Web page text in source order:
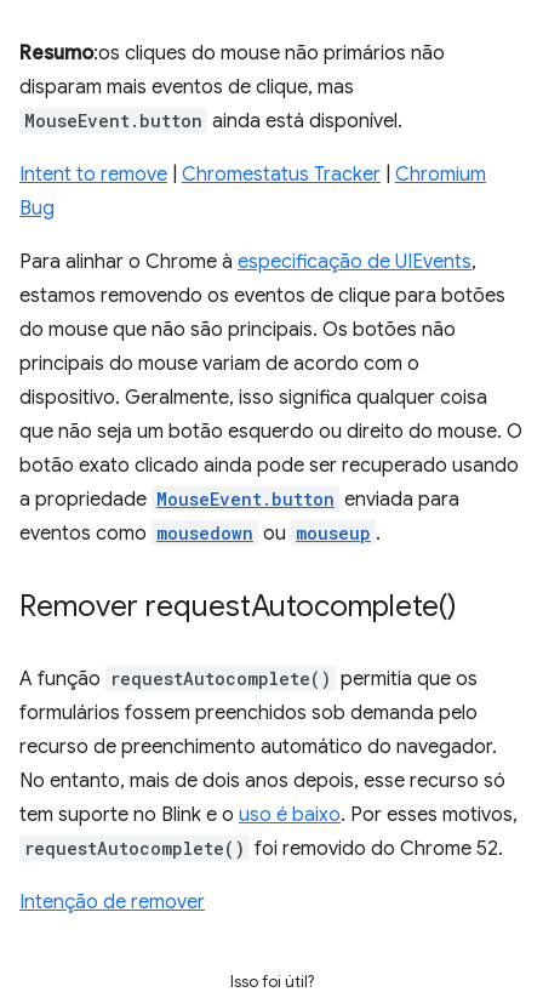
Resumo:os cliques do mouse não primários não
disparam mais eventos de clique, mas
MouseEvent.button ainda está disponível.
Intent to remove Chromestatus Tracker Chromium
Bug
Para alinhar o Chrome à especificação de UIEvents,
estamos removendo os eventos de clique para botões
do mouse que não são principais. Os botões não
principais do mouse variam de acordo com o
dispositivo. Geralmente, isso significa qualquer coisa
que não seja um botão esquerdo ou direito do mouse. O
botão exato clicado ainda pode ser recuperado usando
a propriedade MouseEvent.button enviada para
eventos como mousedown ou mouseup .
Remover requestAutocomplete()
A função requestAutocomplete() permitia que os
formulários fossem preenchidos sob demanda pelo
recurso de preenchimento automático do navegador.
No entanto, mais de dois anos depois, esse recurso só
tem suporte no Blink e o uso é baixo. Por esses motivos,
requestAutocomplete() foi removido do Chrome 52.
Intenção de remover
Isso foi útil?